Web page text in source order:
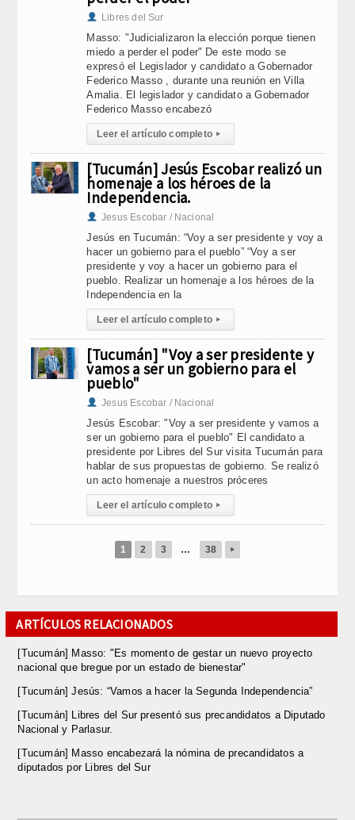
Libres del Sur
Masso: "Judicializaron la elección porque tienen
miedo a perder el poder" De este modo se
expresó el Legislador y candidato a Gobernador
Federico Masso , durante una reunión en Villa
Amalia. El legislador y candidato a Gobernador
Federico Masso encabezó
Leer el artículo completo ▸
[Tucumán] Jesús Escobar realizó un
homenaje a los héroes de la
Independencia.
Jesus Escobar / Nacional
Jesús en Tucumán: “Voy a ser presidente y voy a
hacer un gobierno para el pueblo” “Voy a ser
presidente y voy a hacer un gobierno para el
pueblo. Realizar un homenaje a los héroes de la
Independencia en la
Leer el artículo completo ▸
[Tucumán] "Voy a ser presidente y
vamos a ser un gobierno para el
pueblo"
Jesus Escobar / Nacional
Jesús Escobar: "Voy a ser presidente y vamos a
ser un gobierno para el pueblo" El candidato a
presidente por Libres del Sur visita Tucumán para
hablar de sus propuestas de gobierno. Se realizó
un acto homenaje a nuestros próceres
Leer el artículo completo ▸
1 2 3 … 38 ▸
ARTÍCULOS RELACIONADOS
[Tucumán] Masso: "Es momento de gestar un nuevo proyecto
nacional que bregue por un estado de bienestar"
[Tucumán] Jesús: “Vamos a hacer la Segunda Independencia”
[Tucumán] Libres del Sur presentó sus precandidatos a Diputado
Nacional y Parlasur.
[Tucumán] Masso encabezará la nómina de precandidatos a
diputados por Libres del Sur